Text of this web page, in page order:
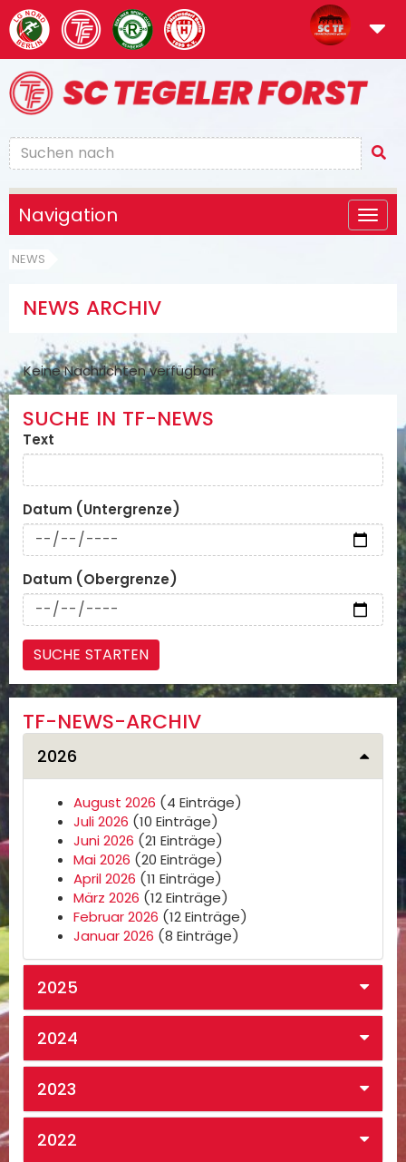
Navigation
NEWS
NEWS ARCHIV
Keine Nachrichten verfügbar.
SUCHE IN TF-NEWS
Text
Datum (Untergrenze)
Datum (Obergrenze)
TF-NEWS-ARCHIV
2026
August 2026 (4 Einträge)
Juli 2026 (10 Einträge)
Juni 2026 (21 Einträge)
Mai 2026 (20 Einträge)
April 2026 (11 Einträge)
März 2026 (12 Einträge)
Februar 2026 (12 Einträge)
Januar 2026 (8 Einträge)
2025
2024
2023
2022